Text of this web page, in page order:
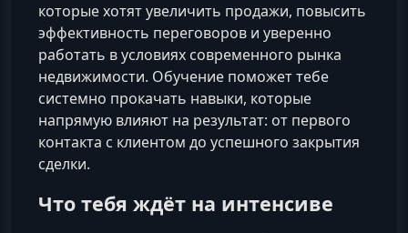
которые хотят увеличить продажи, повысить
эффективность переговоров и уверенно
работать в условиях современного рынка
недвижимости. Обучение поможет тебе
системно прокачать навыки, которые
напрямую влияют на результат: от первого
контакта с клиентом до успешного закрытия
сделки.
Что тебя ждёт на интенсиве